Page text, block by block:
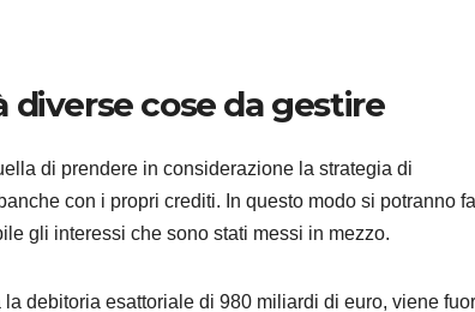
diverse cose da gestire
di prendere in considerazione la strategia di
con i propri crediti. In questo modo si potranno
gli interessi che sono stati messi in mezzo.
debitoria esattoriale di 980 miliardi di euro, viene